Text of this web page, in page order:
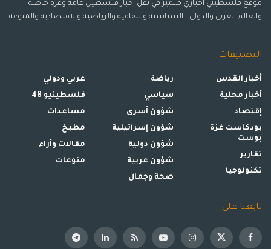
موقع فلسطيني اخباري متميز في نقل أخبار فلسطين عامة وغزة خاصة
والعالم العربي والدولي ، السياسية والثقافية والرياضية والاقتصادية والمنوعة
.
التصنيفات
أخبار القدس
أخبار محلية
إقتصاد
بودكاست غزة
بوست
تقارير
تكنولوجيا
رياضة
سياسي
شؤون أسرى
شؤون إسرائيلية
شؤون دولية
شؤون عربية
صحة وجمال
عربي ودولي
فلسطينيو 48
مساعدات
مطبخ
مقالات وأراء
منوعات
تابعنا على